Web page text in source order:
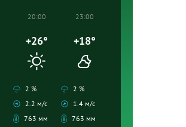
20:00
+26°
2 %
2.2 м/с
763 мм
23:00
+18°
2 %
1.4 м/с
763 мм